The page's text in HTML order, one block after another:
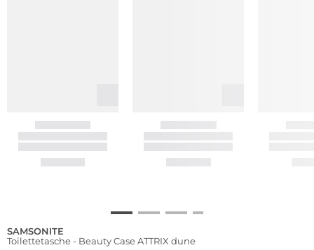
SAMSONITE
Toilettetasche - Beauty Case ATTRIX dune